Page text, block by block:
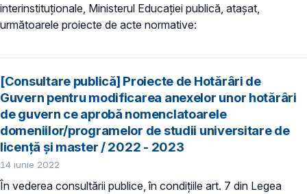
interinstituționale, Ministerul Educaţiei publică, atașat,
următoarele proiecte de acte normative:
[Consultare publică] Proiecte de Hotărâri de
Guvern pentru modificarea anexelor unor hotărâri
de guvern ce aprobă nomenclatoarele
domeniilor/programelor de studii universitare de
licență și master / 2022 - 2023
14 iunie 2022
În vederea consultării publice, în condiţiile art. 7 din Legea